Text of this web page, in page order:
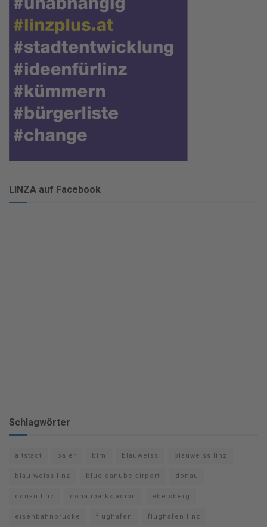
LINZA auf Facebook
Schlagwörter
altstadt baier bim blauweiss blauweiss linz
blau weiss linz blue danube airport donau
donau linz donauparkstadion ebelsberg
eisenbahnbrücke flughafen flughafen linz